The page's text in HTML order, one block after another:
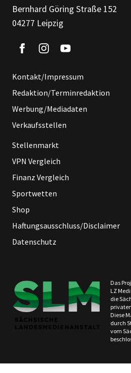
Bernhard Göring Straße 152
04277 Leipzig
Kontakt/Impressum
Redaktion/Terminredaktion
Werbung/Mediadaten
Verkaufsstellen
Stellenmarkt
VPN Vergleich
Finanz Vergleich
Sportwetten
Shop
Haftungsausschluss/Disclaimer
Datenschutz
Das
LZ
die
Diese
durch
vom